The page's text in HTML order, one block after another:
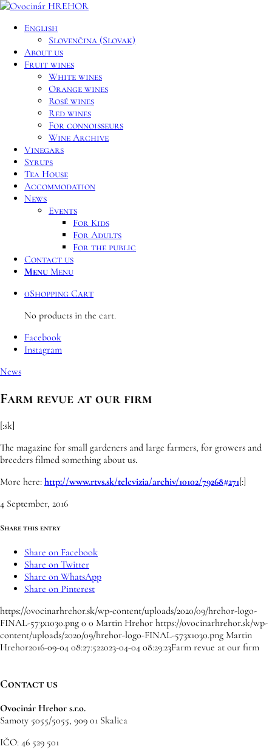
English
Slovenčina (Slovak)
About us
Fruit wines
White wines
Orange wines
Rosé wines
Red wines
For connoisseurs
Wine Archive
Vinegars
Syrups
Tea House
Accommodation
News
Events
For Kids
For Adults
For the public
Contact us
Menu Menu
0Shopping Cart
No products in the cart.
Facebook
Instagram
News
Farm revue at our firm
[:sk]
The magazine for small gardeners and large farmers, for growers and
breeders filmed something about us.
More here: http://www.rtvs.sk/televizia/archiv/10102/79268#271[:]
4 September, 2016
Share this entry
Share on Facebook
Share on Twitter
Share on WhatsApp
Share on Pinterest
https://ovocinarhrehor.sk/wp-content/uploads/2020/09/hrehor-logo-
FINAL-573x1030.png 0 0 Martin Hrehor https://ovocinarhrehor.sk/wp-
content/uploads/2020/09/hrehor-logo-FINAL-573x1030.png Martin
Hrehor2016-09-04 08:27:522023-04-04 08:29:23Farm revue at our firm
Contact us
Ovocinár Hrehor s.r.o.
Samoty 5055/5055, 909 01 Skalica
IČO: 46 529 501